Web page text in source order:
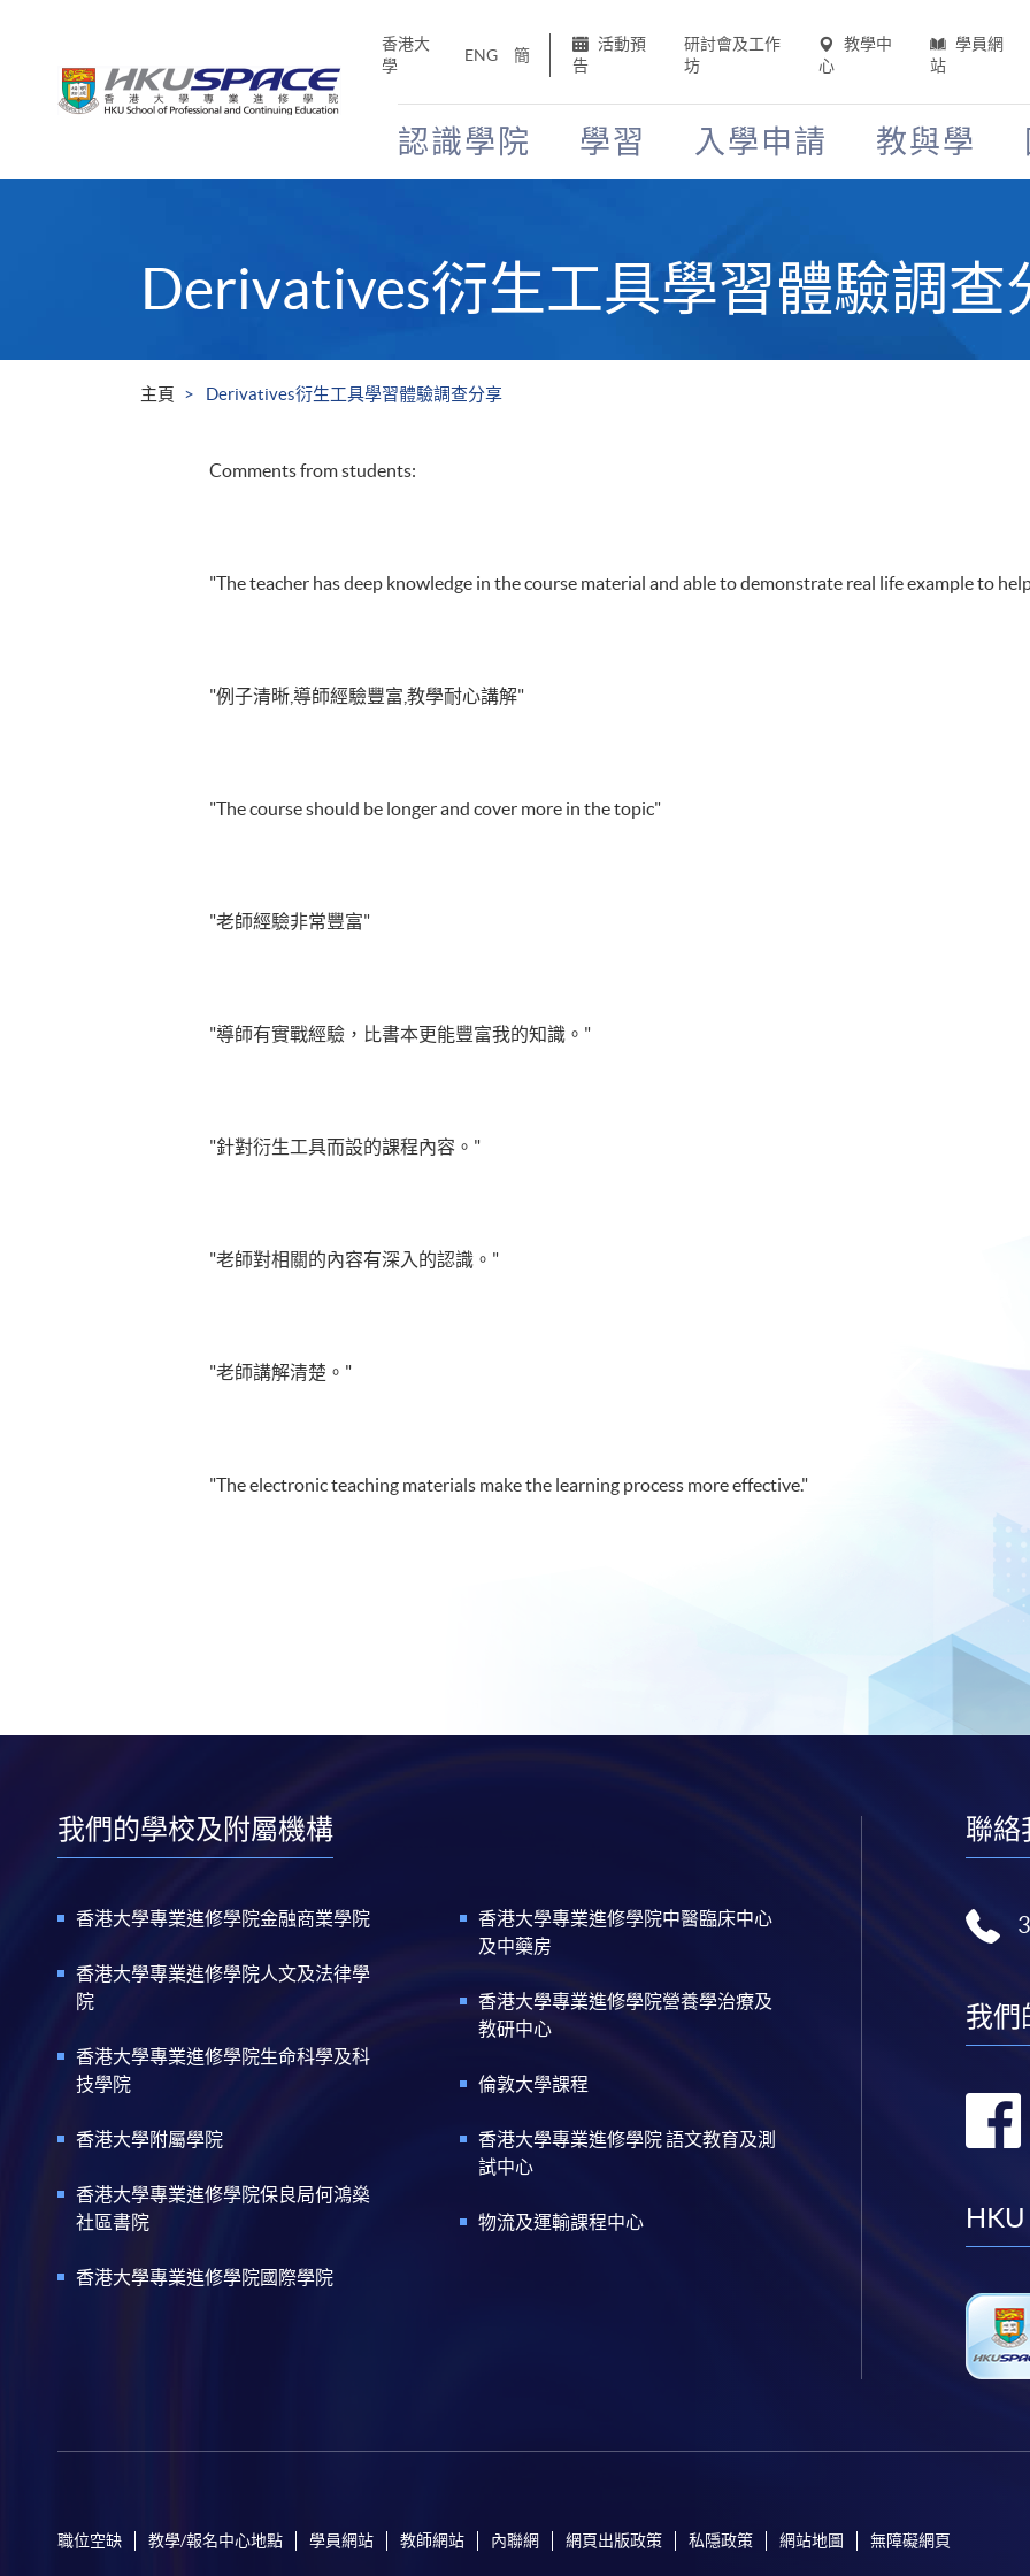
香港大
學
ENG 簡
活動預
告
研討會及工作
坊
教學中
心
學員網
站
認識學院 學習 入學申請 教與學
Derivatives衍生工具學習體驗調查
主頁 Derivatives衍生工具學習體驗調查分享
Comments from students:
"The teacher has deep knowledge in the course material and able to demonstrate real life example to
"例子清晰,導師經驗豐富,教學耐心講解"
"The course should be longer and cover more in the topic"
"老師經驗非常豐富"
"導師有實戰經驗，比書本更能豐富我的知識。"
"針對衍生工具而設的課程內容。"
"老師對相關的內容有深入的認識。"
"老師講解清楚。"
"The electronic teaching materials make the learning process more effective."
我們的學校及附屬機構
香港大學專業進修學院金融商業學院
香港大學專業進修學院人文及法律學
院
香港大學專業進修學院生命科學及科
技學院
香港大學附屬學院
香港大學專業進修學院保良局何鴻燊
社區書院
香港大學專業進修學院國際學院
香港大學專業進修學院中醫臨床中心
及中藥房
香港大學專業進修學院營養學治療及
教研中心
倫敦大學課程
香港大學專業進修學院 語文教育及測
試中心
物流及運輸課程中心
聯絡
我們
HKU
職位空缺 教學/報名中心地點 學員網站 教師網站 內聯網 網頁出版政策 私隱政策 網站地圖 無障礙網頁